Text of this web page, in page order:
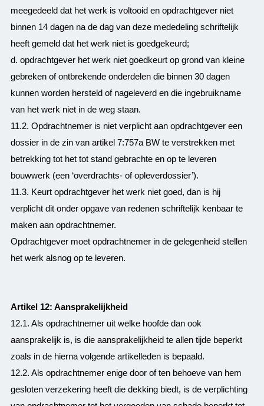
meegedeeld dat het werk is voltooid en opdrachtgever niet
binnen 14 dagen na de dag van deze mededeling schriftelijk
heeft gemeld dat het werk niet is goedgekeurd;
d. opdrachtgever het werk niet goedkeurt op grond van kleine
gebreken of ontbrekende onderdelen die binnen 30 dagen
kunnen worden hersteld of nageleverd en die ingebruikname
van het werk niet in de weg staan.
11.2. Opdrachtnemer is niet verplicht aan opdrachtgever een
dossier in de zin van artikel 7:757a BW te verstrekken met
betrekking tot het tot stand gebrachte en op te leveren
bouwwerk (een ‘overdrachts- of opleverdossier’).
11.3. Keurt opdrachtgever het werk niet goed, dan is hij
verplicht dit onder opgave van redenen schriftelijk kenbaar te
maken aan opdrachtnemer.
Opdrachtgever moet opdrachtnemer in de gelegenheid stellen
het werk alsnog op te leveren.
Artikel 12: Aansprakelijkheid
12.1. Als opdrachtnemer uit welke hoofde dan ook
aansprakelijk is, is die aansprakelijkheid te allen tijde beperkt
zoals in de hierna volgende artikelleden is bepaald.
12.2. Als opdrachtnemer enige door of ten behoeve van hem
gesloten verzekering heeft die dekking biedt, is de verplichting